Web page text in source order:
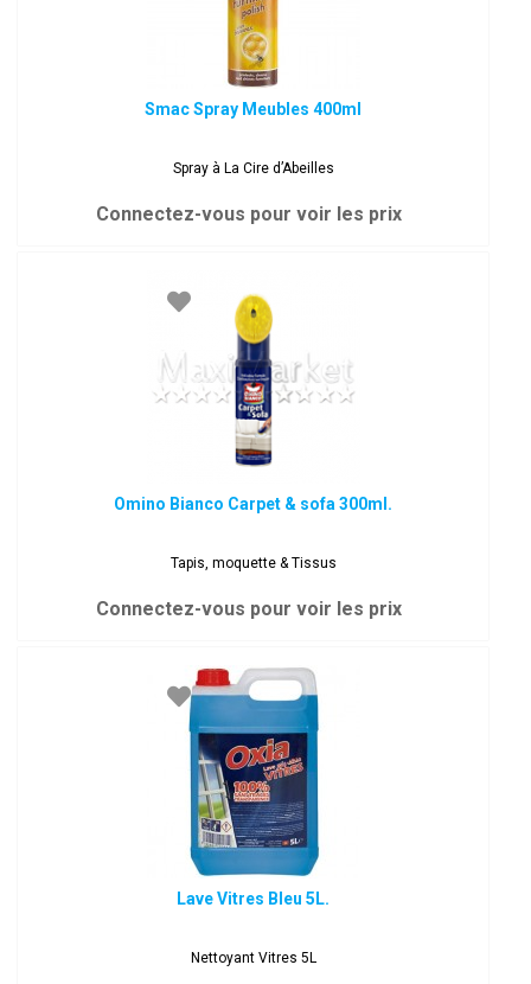
Smac Spray Meubles 400ml
Spray à La Cire d’Abeilles
Connectez-vous pour voir les prix
Omino Bianco Carpet & sofa 300ml.
Tapis, moquette & Tissus
Connectez-vous pour voir les prix
Lave Vitres Bleu 5L.
Nettoyant Vitres 5L